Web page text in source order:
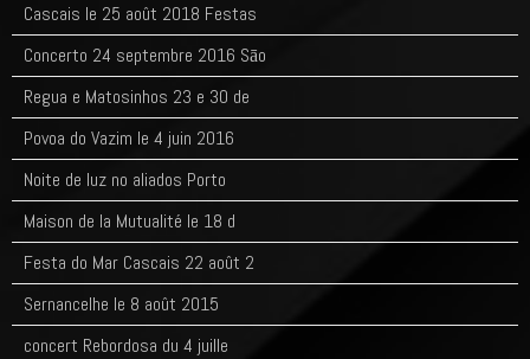
Cascais le 25 août 2018 Festas
Concerto 24 septembre 2016 Sāo
Regua e Matosinhos 23 e 30 de
Povoa do Vazim le 4 juin 2016
Noite de luz no aliados Porto
Maison de la Mutualité le 18 d
Festa do Mar Cascais 22 août 2
Sernancelhe le 8 août 2015
concert Rebordosa du 4 juille